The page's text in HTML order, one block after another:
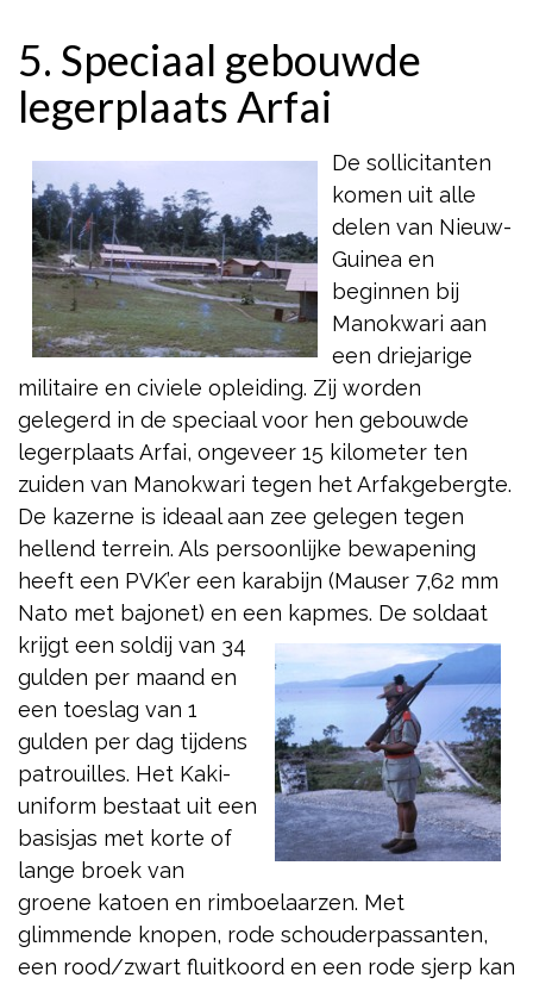
5. Speciaal gebouwde
legerplaats Arfai
De sollicitanten
komen uit alle
delen van Nieuw-
Guinea en
beginnen bij
Manokwari aan
een driejarige
militaire en civiele opleiding. Zij worden
gelegerd in de speciaal voor hen gebouwde
legerplaats Arfai, ongeveer 15 kilometer ten
zuiden van Manokwari tegen het Arfakgebergte.
De kazerne is ideaal aan zee gelegen tegen
hellend terrein. Als persoonlijke bewapening
heeft een PVK’er een karabijn (Mauser 7,62 mm
Nato met bajonet) en een kapmes. De soldaat
krijgt een soldij van 34
gulden per maand en
een toeslag van 1
gulden per dag tijdens
patrouilles. Het Kaki-
uniform bestaat uit een
basisjas met korte of
lange broek van
groene katoen en rimboelaarzen. Met
glimmende knopen, rode schouderpassanten,
een rood/zwart fluitkoord en een rode sjerp kan